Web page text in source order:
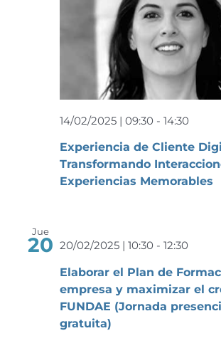
Experiencia de Cliente
Transformando
Experiencias Memorables
14/02/2025 | 09:30 - 14:30
Jue
20
Elaborar el Plan de
empresa y maximizar el
FUNDAE (Jornada
gratuita)
20/02/2025 | 10:30 - 12:30